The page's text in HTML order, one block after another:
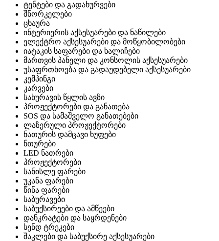
ტენტები და გადახურვები
შნორკელები
ცხაურა
ინტერიერის აქსესუარები და ნაწილები
ელექტრო აქსესუარები და მოწყობილობები
იატაკის საფარები და ხალიჩები
მართვის პანელი და კონსოლის აქსესუარები
უსაფრთხოება და გადაუდებელი აქსესუარები
კემპინგი
კარვები
სახურავის წყლის ავზი
პროჟექტორები და განათება
SOS და სამაშველო განათებები
ლაზერული პროჟექტორები
ნათურის დამცავი ხუფები
ნთურები
LED ნათრები
პროჟექტორები
სანისლე ფარები
უკანა ფარები
წინა ფარები
საბურავები
საბუქსირეები და ამწეები
დანკრატები და საყრდენები
სენდ ტრეკები
შაკლები და საბუქსირე აქსესუარები